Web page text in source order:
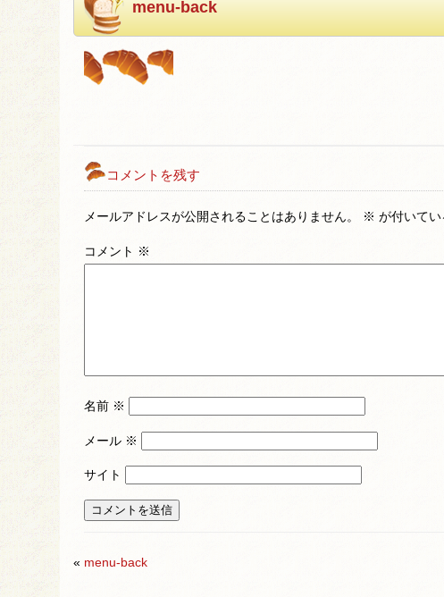
menu-back
コメントを残す
メールアドレスが公開されることはありません。 ※ が付いて
コメント ※
名前 ※
メール ※
サイト
« menu-back